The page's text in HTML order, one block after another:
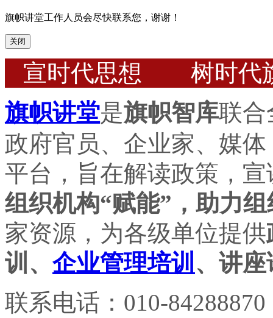
旗帜讲堂工作人员会尽快联系您，谢谢！
关闭
宣时代思想 树时代
旗帜讲堂是旗帜智库联合
政府官员、企业家、媒
平台，旨在解读政策，
组织机构“赋能”，助力
家资源，为各级单位提供
训、 企业管理培训 、讲
联系电话：010-